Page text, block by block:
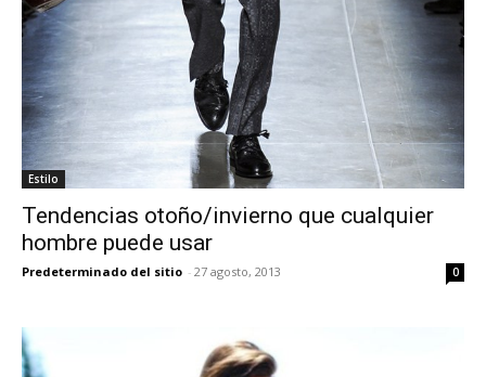
Estilo
Tendencias otoño/invierno que cualquier
hombre puede usar
Predeterminado del sitio - 27 agosto, 2013 0